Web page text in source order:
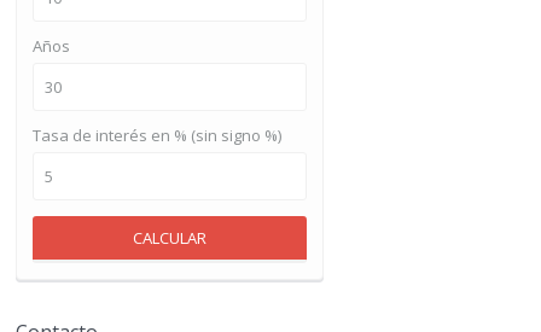
Años
Tasa de interés en % (sin signo %)
CALCULAR